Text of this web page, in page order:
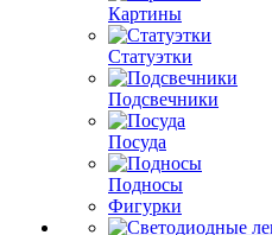
Картины
Статуэтки
Подсвечники
Посуда
Подносы
Фигурки